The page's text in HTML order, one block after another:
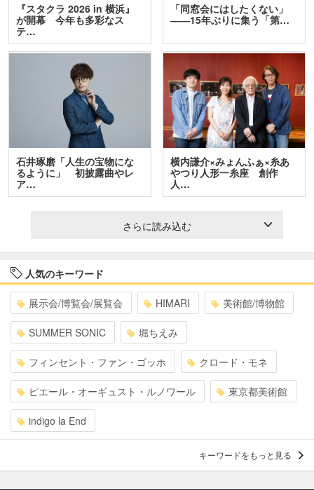
『スタクラ 2026 in 横浜』
が開幕 今年も多彩なス
テ…
「同窓会にはしたくない」
――15年ぶりに集う「第…
石井琢磨「人生の宝物にな
るように」 初披露曲やレ
ア…
横内謙介×みょんふぁ×糸あ
やつり人形一糸座 創作
人…
さらに読み込む
人気のキーワード
展示会/博覧会/展覧会 HIMARI 美術館/博物館
SUMMER SONIC 堀ちえみ
フィンセント・ファン・ゴッホ クロード・モネ
ピエール・オーギュスト・ルノワール 東京都美術館
indigo la End
キーワードをもっと見る